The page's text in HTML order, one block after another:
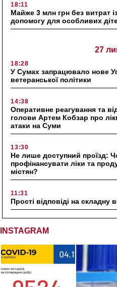
18:11
Майже 3 млн грн без витрат
допомогу для особливих
27
18:28
У Сумах запрацювало нове
ветеранської політики
14:38
Оперативне реагування та
голови Артем Кобзар про
атаки на Суми
13:30
Не лише доступний проїзд:
профінансувати ліки та
містян?
11:31
Прості відповіді на складну
INSTAGRAM